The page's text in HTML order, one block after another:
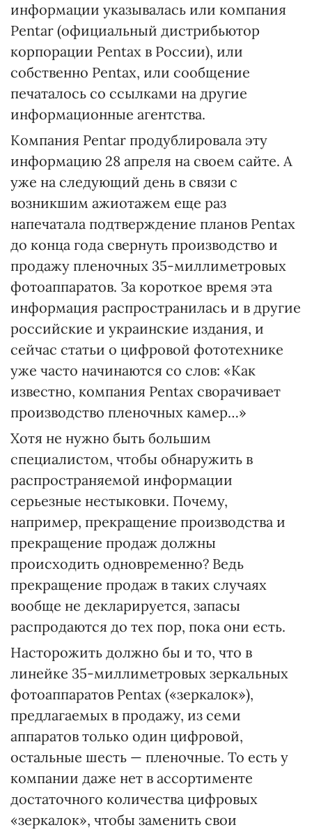
информации указывалась или компания
Pentar (официальный дистрибьютор
корпорации Pentax в России), или
собственно Pentax, или сообщение
печаталось со ссылками на другие
информационные агентства.
Компания Pentar продублировала эту
информацию 28 апреля на своем сайте. А
уже на следующий день в связи с
возникшим ажиотажем еще раз
напечатала подтверждение планов Pentax
до конца года свернуть производство и
продажу пленочных 35-миллиметровых
фотоаппаратов. За короткое время эта
информация распространилась и в другие
российские и украинские издания, и
сейчас статьи о цифровой фототехнике
уже часто начинаются со слов: «Как
известно, компания Pentax сворачивает
производство пленочных камер…»
Хотя не нужно быть большим
специалистом, чтобы обнаружить в
распространяемой информации
серьезные нестыковки. Почему,
например, прекращение производства и
прекращение продаж должны
происходить одновременно? Ведь
прекращение продаж в таких случаях
вообще не декларируется, запасы
распродаются до тех пор, пока они есть.
Насторожить должно бы и то, что в
линейке 35-миллиметровых зеркальных
фотоаппаратов Pentax («зеркалок»),
предлагаемых в продажу, из семи
аппаратов только один цифровой,
остальные шесть — пленочные. То есть у
компании даже нет в ассортименте
достаточного количества цифровых
«зеркалок», чтобы заменить свои